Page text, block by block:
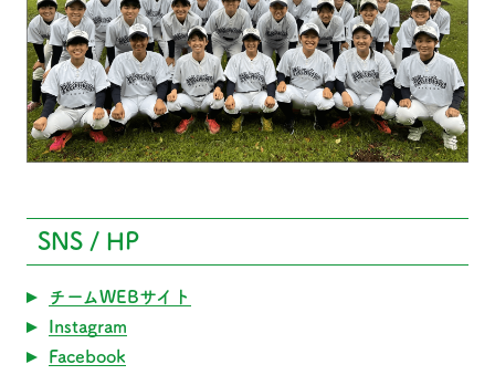
SNS / HP
チームWEBサイト
Instagram
Facebook